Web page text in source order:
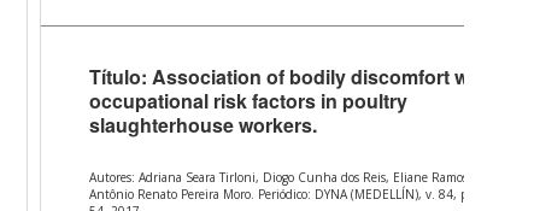
Título: Association of bodily discomfort with
occupational risk factors in poultry
slaughterhouse workers.
Autores: Adriana Seara Tirloni, Diogo Cunha dos Reis, Eliane Ramos,
Antônio Renato Pereira Moro. Periódico: DYNA (MEDELLÍN), v. 84, p. 49-